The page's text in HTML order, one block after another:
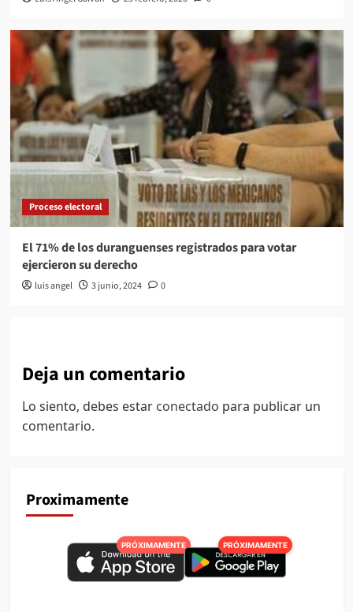
Proceso electoral
El 71% de los duranguenses registrados para votar
ejercieron su derecho
luis angel 3 junio, 2024 0
Deja un comentario
Lo siento, debes estar conectado para publicar un
comentario.
Proximamente
PRÓXIMAMENTE PRÓXIMAMENTE